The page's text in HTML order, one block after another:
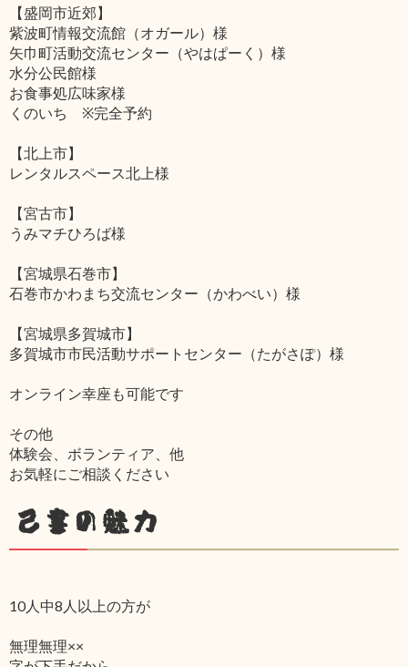
【盛岡市近郊】
紫波町情報交流館（オガール）様
矢巾町活動交流センター（やはぱーく）様
水分公民館様
お食事処広味家様
くのいち ※完全予約
【北上市】
レンタルスペース北上様
【宮古市】
うみマチひろば様
【宮城県石巻市】
石巻市かわまち交流センター（かわべい）様
【宮城県多賀城市】
多賀城市市民活動サポートセンター（たがさぽ）様
オンライン幸座も可能です
その他
体験会、ボランティア、他
お気軽にご相談ください
己書の魅力
10人中8人以上の方が
無理無理××